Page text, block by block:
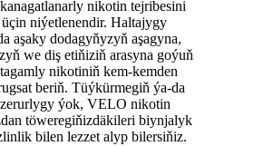
nikotin tejribesini
niýetlenendir. Haltajygy
aşaky dodagyňyzyň aşagyna,
we diş etiňiziň arasyna goýuň
nikotiniň kem-kemden
beriň. Tüýkürmegiň ýa-da
ýok, VELO nikotin
töweregiňizdäkileri biynjalyk
bilen lezzet alyp bilersiňiz.